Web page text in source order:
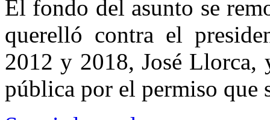
El fondo del asunto se
querelló contra el
2012 y 2018, José Llorca,
pública por el permiso que